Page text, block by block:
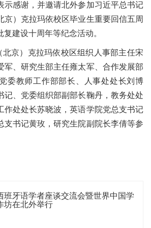
示感谢，并邀请北外参加习近平总书记
京）克拉玛依校区毕业生重要回信五周
建设十周年等纪念活动。
北京）克拉玛依校区组织人事部主任宋
军、研究生部主任雍太军、合作发展部
委教师工作部部长、人事处处长刘博
记、党委组织部副部长鞠丹，教务处处
作处处长苏晓波，英语学院党总支书记
支书记黄玫，研究生院副院长李倩等参
班牙语学者座谈交流会暨世界中国学
坊在北外举行